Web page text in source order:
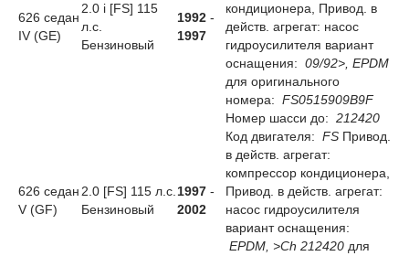
626 седан
IV (GE)
2.0 i [FS] 115
л.с.
Бензиновый
1992 -
1997
кондиционера, Привод. в
действ. агрегат: насос
гидроусилителя вариант
оснащения: 09/92>, EPDM
для оригинального
номера: FS0515909B9F
626 седан
V (GF)
2.0 [FS] 115 л.с.
Бензиновый
1997 -
2002
Номер шасси до: 212420
Код двигателя: FS Привод.
в действ. агрегат:
компрессор кондиционера,
Привод. в действ. агрегат:
насос гидроусилителя
вариант оснащения:
EPDM, >Ch 212420 для